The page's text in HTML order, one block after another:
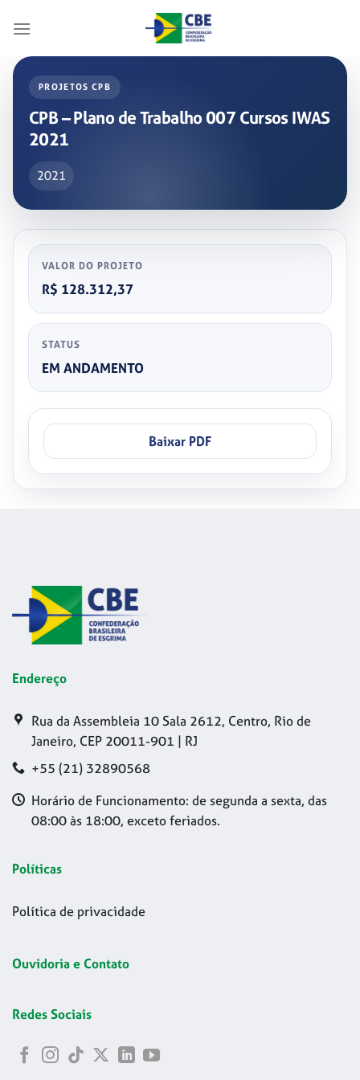
PROJETOS CPB
CPB – Plano de Trabalho 007 Cursos IWAS
2021
2021
VALOR DO PROJETO
R$ 128.312,37
STATUS
EM ANDAMENTO
Baixar PDF
Endereço
Rua da Assembleia 10 Sala 2612, Centro, Rio de
Janeiro, CEP 20011-901 | RJ
+55 (21) 32890568
Horário de Funcionamento: de segunda a sexta, das
08:00 às 18:00, exceto feriados.
Políticas
Política de privacidade
Ouvidoria e Contato
Redes Sociais